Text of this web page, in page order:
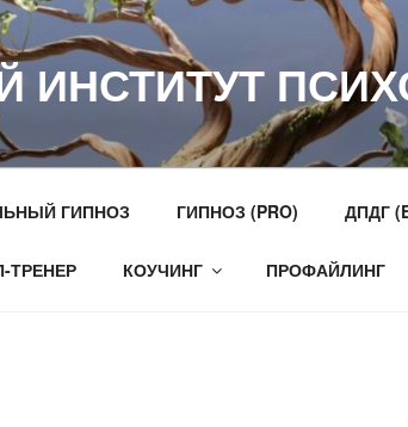
ИНСТИТУТ
ГИПНОЗ ГИПНОЗ (PRO) ДПДГ
ТРЕНЕР КОУЧИНГ ПРОФАЙЛИНГ